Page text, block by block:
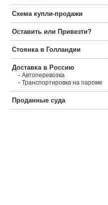
Схема купли-продажи
Оставить или Привезти?
Стоянка в Голландии
Доставка в Россию
- Автоперевозка
- Транспортировка на пароме
Проданные суда